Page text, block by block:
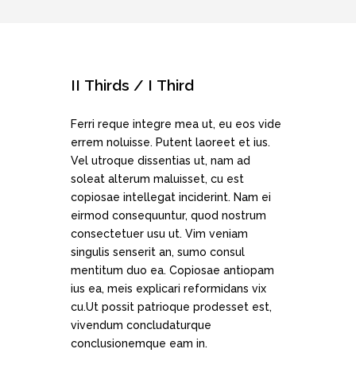
II Thirds / I Third
Ferri reque integre mea ut, eu eos vide
errem noluisse. Putent laoreet et ius.
Vel utroque dissentias ut, nam ad
soleat alterum maluisset, cu est
copiosae intellegat inciderint. Nam ei
eirmod consequuntur, quod nostrum
consectetuer usu ut. Vim veniam
singulis senserit an, sumo consul
mentitum duo ea. Copiosae antiopam
ius ea, meis explicari reformidans vix
cu.Ut possit patrioque prodesset est,
vivendum concludaturque
conclusionemque eam in.